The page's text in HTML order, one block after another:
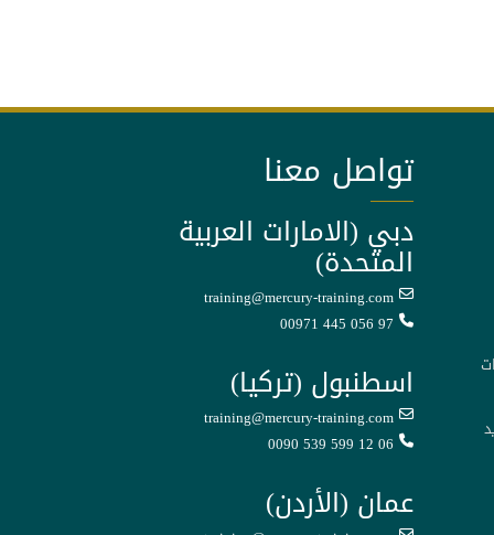
تواصل معنا
دبي (الامارات العربية
المتحدة)
training@mercury-training.com
00971 445 056 97
اسطنبول (تركيا)
training@mercury-training.com
0090 539 599 12 06
عمان (الأردن)